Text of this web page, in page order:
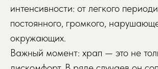
интенсивности: от легкого
постоянного, громкого,
окружающих.
Важный момент: храп — это не